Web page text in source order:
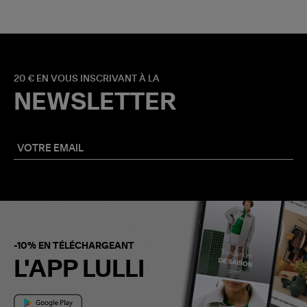
20 € EN VOUS INSCRIVANT À LA
NEWSLETTER
-10% EN TÉLÉCHARGEANT
L'APP LULLI